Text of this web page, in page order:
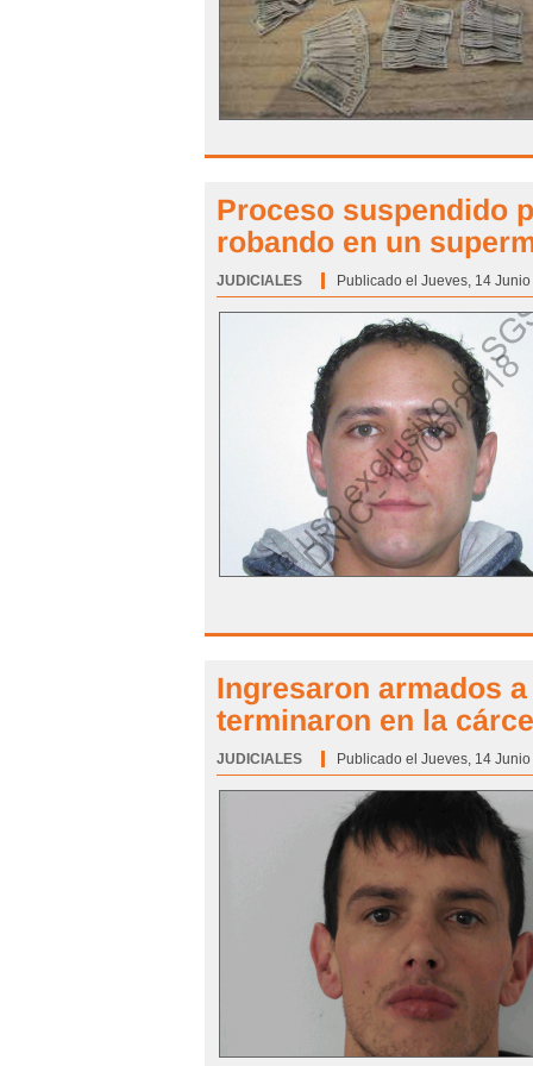
Proceso suspendido
robando en un
JUDICIALES Publicado el Jueves, 14
Ingresaron armados
terminaron en la
JUDICIALES Publicado el Jueves, 14